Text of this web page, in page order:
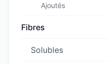
Ajoutés
Fibres
Solubles